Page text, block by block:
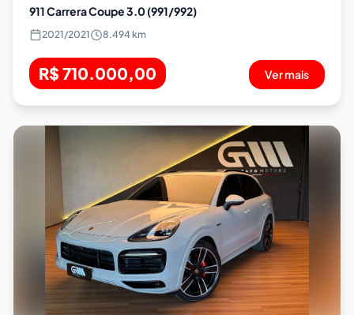
911 Carrera Coupe 3.0 (991/992)
2021/2021 8.494 km
R$ 710.000,00 Ver mais